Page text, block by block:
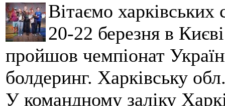
Вітаємо
20-22 березня в
пройшов чемпіонат
болдеринг. Харківську
У командному заліку